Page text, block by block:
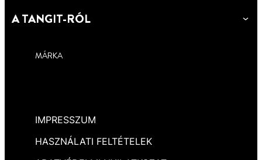
A TANGIT-RÓL
MÁRKA
IMPRESSZUM
HASZNÁLATI FELTÉTELEK